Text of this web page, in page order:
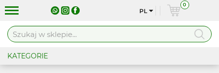
PL
0
KATEGORIE